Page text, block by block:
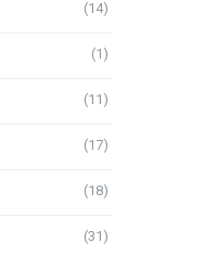
(14)
(1)
(11)
(17)
(18)
(31)